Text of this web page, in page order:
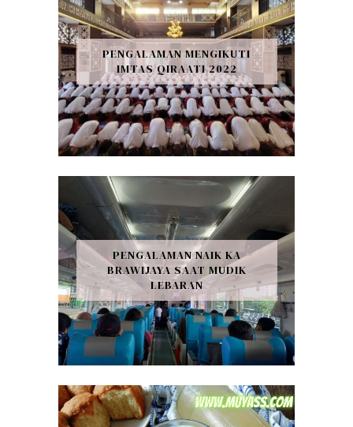
PENGALAMAN MENGIKUTI
IMTAS QIRAATI 2022
PENGALAMAN NAIK KA
BRAWIJAYA SAAT MUDIK
LEBARAN